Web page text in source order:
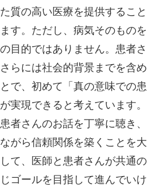
質の高い医療を提供すること
す。ただし、病気そのものを
目的ではありません。患者さ
らには社会的背景までを含め
で、初めて「真の意味での患
実現できると考えています。
者さんのお話を丁寧に聴き、
がら信頼関係を築くことを大
て、医師と患者さんが共通の
ゴールを目指して進んでいけ